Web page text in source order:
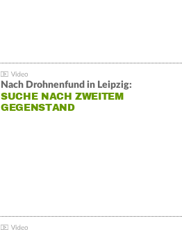
Nach Drohnenfund in Leipzig:
SUCHE NACH ZWEITEM
GEGENSTAND